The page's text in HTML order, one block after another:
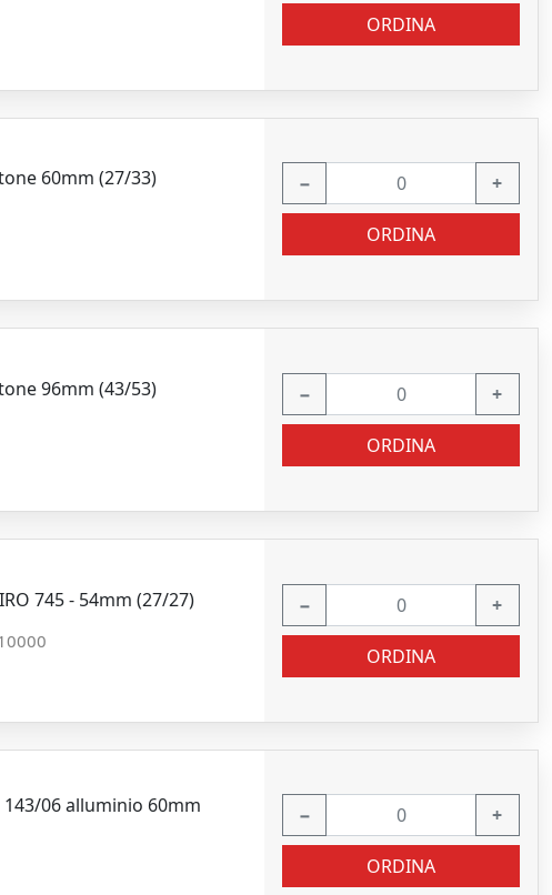
ORDINA
60mm (27/33) − +
ORDINA
96mm (43/53) − +
ORDINA
745 - 54mm (27/27) − +
ORDINA
06 alluminio 60mm
− +
ORDINA